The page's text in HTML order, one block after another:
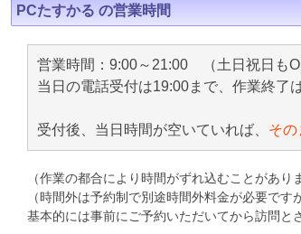
PCたすかる の営業時間
営業時間：9:00～21:00 （土日祝日も
当日の電話受付は19:00まで、作業終了
受付後、当日時間が空いていれば、 その
（作業の都合により時間がずれ込むことがあり
（時間外は予約制で別途時間外料金が必要です
基本的には事前にご予約いただいてから訪問と